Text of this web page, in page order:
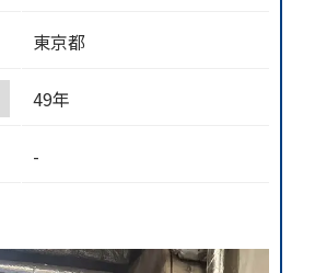
東京都
49年
-